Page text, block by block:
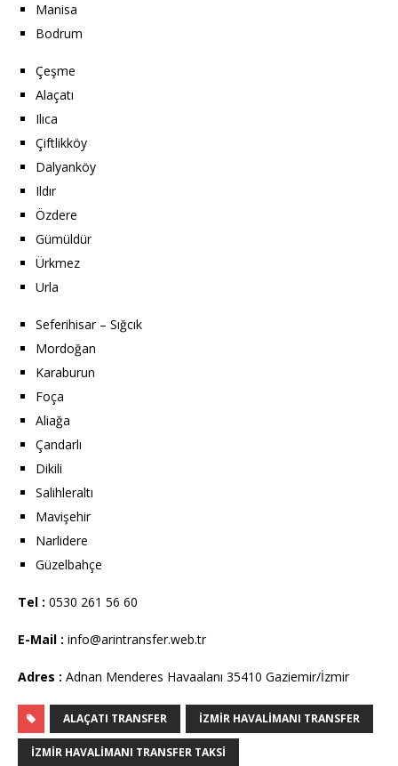
Manisa
Bodrum
Çeşme
Alaçatı
Ilıca
Çiftlikköy
Dalyanköy
Ildır
Özdere
Gümüldür
Ürkmez
Urla
Seferihisar – Sığcık
Mordoğan
Karaburun
Foça
Aliağa
Çandarlı
Dikili
Salihleraltı
Mavişehir
Narlidere
Güzelbahçe
Tel : 0530 261 56 60
E-Mail : info@arintransfer.web.tr
Adres : Adnan Menderes Havaalanı 35410 Gaziemir/İzmir
ALAÇATI TRANSFER IZMIR HAVALIMANI TRANSFER
IZMIR HAVALIMANI TRANSFER TAKSI